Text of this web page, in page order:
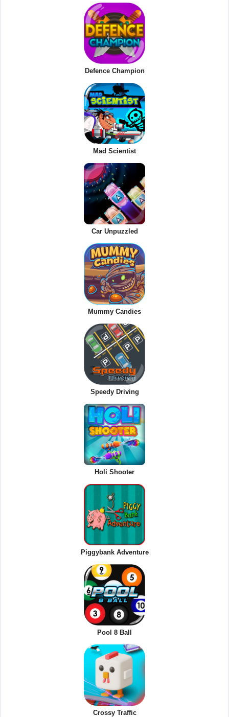
Defence Champion
Mad Scientist
Car Unpuzzled
Mummy Candies
Speedy Driving
Holi Shooter
Piggybank Adventure
Pool 8 Ball
Crossy Traffic